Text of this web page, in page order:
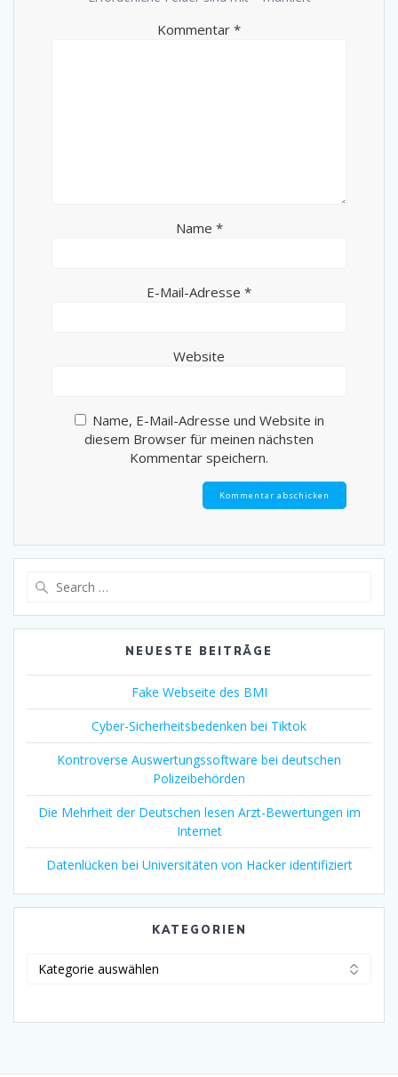
Kommentar *
Name *
E-Mail-Adresse *
Website
Name, E-Mail-Adresse und Website in
diesem Browser für meinen nächsten
Kommentar speichern.
NEUESTE BEITRÄGE
Fake Webseite des BMI
Cyber-Sicherheitsbedenken bei Tiktok
Kontroverse Auswertungssoftware bei deutschen
Polizeibehörden
Die Mehrheit der Deutschen lesen Arzt-Bewertungen im
Internet
Datenlücken bei Universitäten von Hacker identifiziert
KATEGORIEN